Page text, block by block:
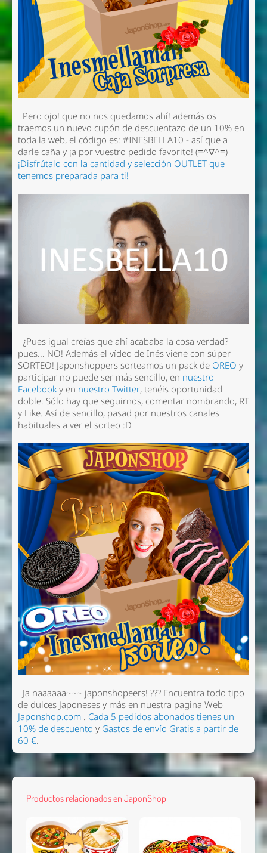
Pero ojo! que no nos quedamos ahí! además os
traemos un nuevo cupón de descuentazo de un 10% en
toda la web, el código es: #INESBELLA10 - así que a
darle caña y ¡a por vuestro pedido favorito! (≡^∇^≡)
¡Disfrútalo con la cantidad y selección OUTLET que
tenemos preparada para ti!
¿Pues igual creías que ahí acababa la cosa verdad?
pues... NO! Además el vídeo de Inés viene con súper
SORTEO! Japonshoppers sorteamos un pack de OREO y
participar no puede ser más sencillo, en nuestro
Facebooky en nuestro Twitter, tenéis oportunidad
doble. Sólo hay que seguirnos, comentar nombrando, RT
y Like. Así de sencillo, pasad por nuestros canales
habituales a ver el sorteo :D
Ja naaaaaa~~~ japonshopeers! ??? Encuentra todo tipo
de dulces Japoneses y más en nuestra pagina Web
Japonshop.com. Cada 5 pedidos abonados tienes un
10% de descuento y Gastos de envío Gratis a partir de
60 €.
Productos relacionados en JaponShop